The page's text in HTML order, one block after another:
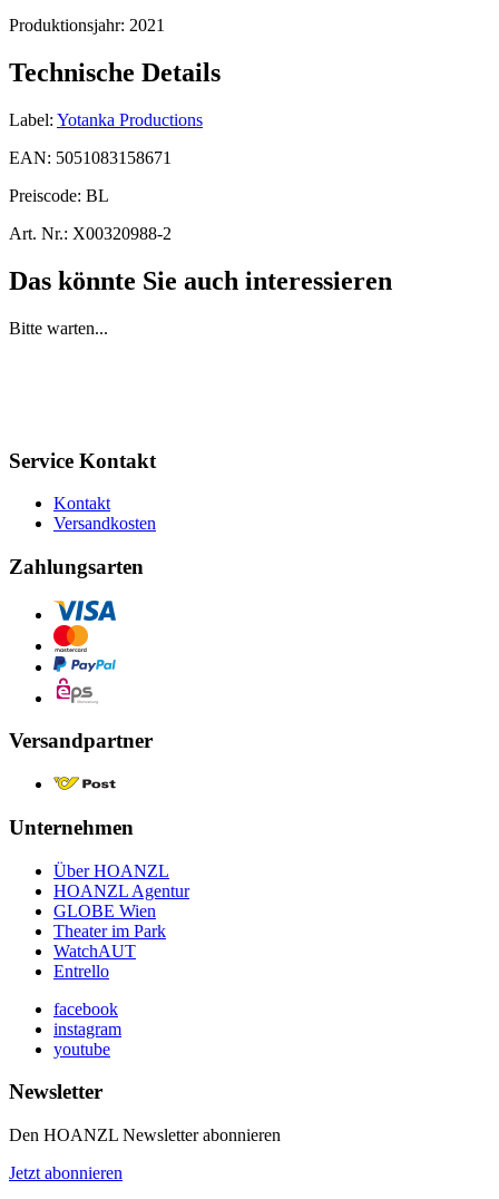
Produktionsjahr: 2021
Technische Details
Label: Yotanka Productions
EAN: 5051083158671
Preiscode: BL
Art. Nr.: X00320988-2
Das könnte Sie auch interessieren
Bitte warten...
Service Kontakt
Kontakt
Versandkosten
Zahlungsarten
Versandpartner
Unternehmen
Über HOANZL
HOANZL Agentur
GLOBE Wien
Theater im Park
WatchAUT
Entrello
facebook
instagram
youtube
Newsletter
Den HOANZL Newsletter abonnieren
Jetzt abonnieren